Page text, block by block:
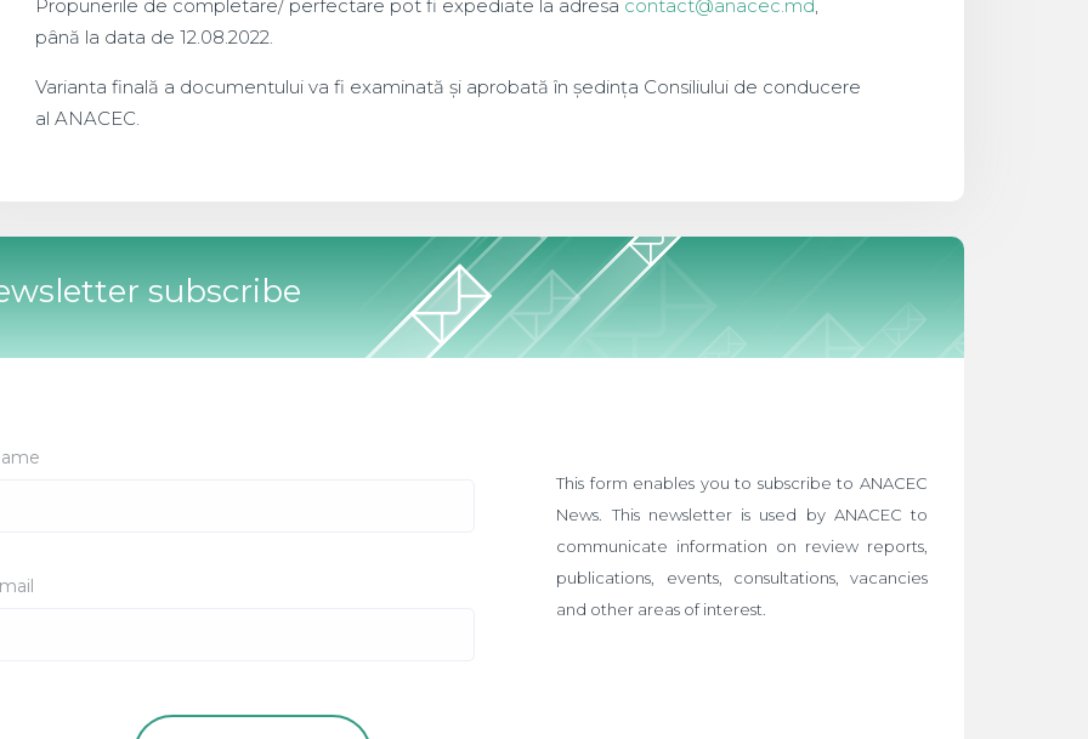
Propunerile de completare/ perfectare pot fi expediate la adresa contact@anacec.md,
până la data de 12.08.2022.
Varianta finală a documentului va fi examinată și aprobată în ședința Consiliului de conducere
al ANACEC.
subscribe
This form enables you to subscribe to ANACEC
News. This newsletter is used by ANACEC to
communicate information on review reports,
publications, events, consultations, vacancies
and other areas of interest.